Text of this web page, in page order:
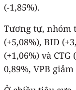
(-1,85%).
Tương tự, nhóm
(+5,08%), BID
(+1,06%) và
0,89%, VPB